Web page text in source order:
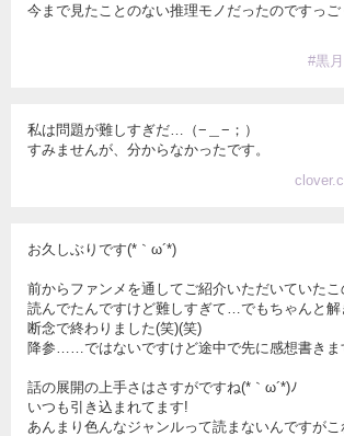
今まで見たことのない推理モノだったのですっ
#黒月
私は問題が難しすぎだ…（−＿−；）
すみませんが、分からなかったです。
clover.c
お久しぶりです(*｀ω´*)
前からファンメを通してご紹介いただいていた
読んでたんですけど難しすぎて…でもちゃんと解
断念で終わりました(笑)(笑)
降参……ではないですけど途中で先に感想書き
話の展開の上手さはさすがですね(*｀ω´*)ﾉ
いつも引き込まれてます!
あんまり色んなジャンルって読まないんですが